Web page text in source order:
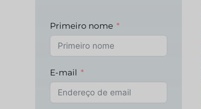
Primeiro nome
E-mail